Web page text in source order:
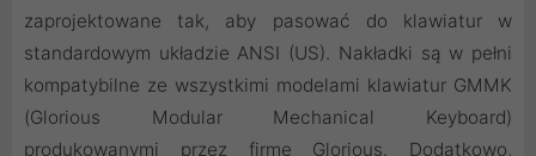
zaprojektowane tak, aby pasować do klawiatur w
standardowym układzie ANSI (US). Nakładki są w pełni
kompatybilne ze wszystkimi modelami klawiatur GMMK
(Glorious Modular Mechanical Keyboard)
produkowanymi przez firmę Glorious. Dodatkowo,